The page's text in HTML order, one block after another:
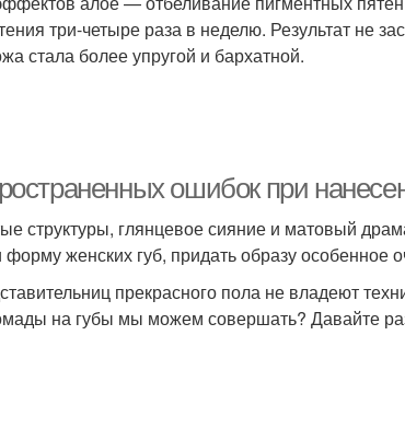
три-четыре раза в неделю. Результат не
стала более упругой и бархатной.
ошибок при
структуры, глянцевое сияние и матовый
женских губ, придать образу особенное
прекрасного пола не владеют
на губы мы можем совершать? Давайте